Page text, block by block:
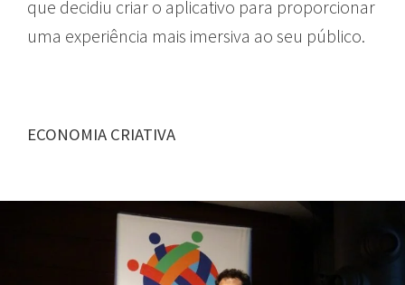
que decidiu criar o aplicativo para proporcionar
uma experiência mais imersiva ao seu público.
ECONOMIA CRIATIVA